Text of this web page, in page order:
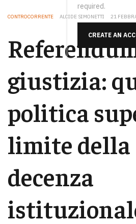
required.
CREATE AN
CONTROCORRENTE ALCIDE SIMONETTI 21
giustizia:
politica
limite della
decenza